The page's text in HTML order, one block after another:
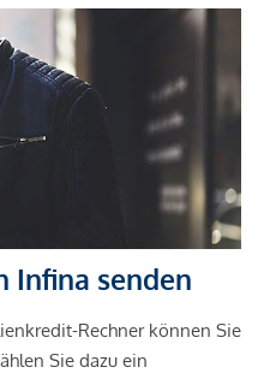
Infina senden
Rechner können Sie
Sie dazu ein